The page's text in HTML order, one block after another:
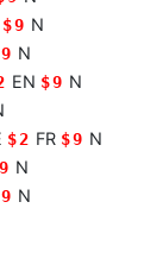
$9 N
N
EN $9 N
$2 FR $9 N
N
N